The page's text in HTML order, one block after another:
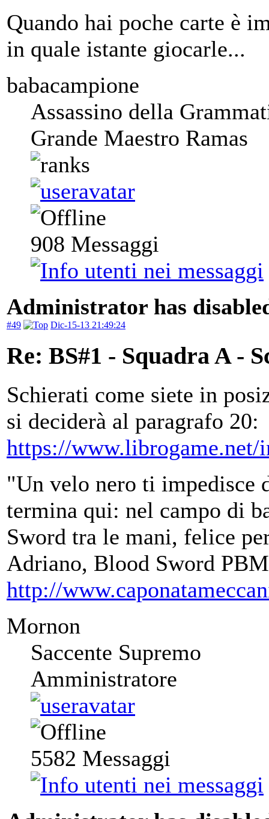
Quando hai poche carte è
in quale istante giocarle...
babacampione
Assassino della
Grande Maestro Ramas
908 Messaggi
Administrator has
#49 Dic-15-13 21:49:24
Re: BS#1 - Squadra A -
Schierati come siete in
si deciderà al paragrafo 20:
https://
"Un velo nero ti impedisce
termina qui: nel campo di
Sword tra le mani, felice
Adriano, Blood Sword PBM
http://
Mornon
Saccente Supremo
Amministratore
5582 Messaggi